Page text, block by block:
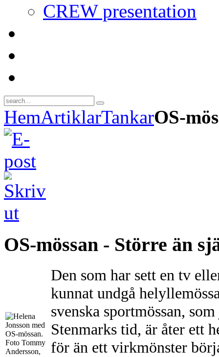
CREW presentation
HemArtiklarTankarOS-
OS-mössan - Större än
Den som har sett en tv
kunnat undgå
svenska sportmössan,
Stenmarks tid, är åter ett
för än ett virkmönster